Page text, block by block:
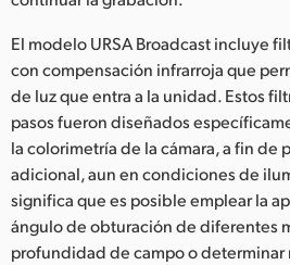
El modelo URSA Broadcast incluye
con compensación infrarroja que
de luz que entra a la unidad. Estos
pasos fueron diseñados
la colorimetría de la cámara, a fin de
adicional, aun en condiciones de
significa que es posible emplear la
ángulo de obturación de diferentes
profundidad de campo o